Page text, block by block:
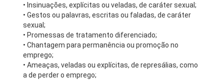
• Insinuações, explícitas ou veladas, de caráter sexual;
• Gestos ou palavras, escritas ou faladas, de caráter
sexual;
• Promessas de tratamento diferenciado;
• Chantagem para permanência ou promoção no
emprego;
• Ameaças, veladas ou explícitas, de represálias, como
a de perder o emprego;